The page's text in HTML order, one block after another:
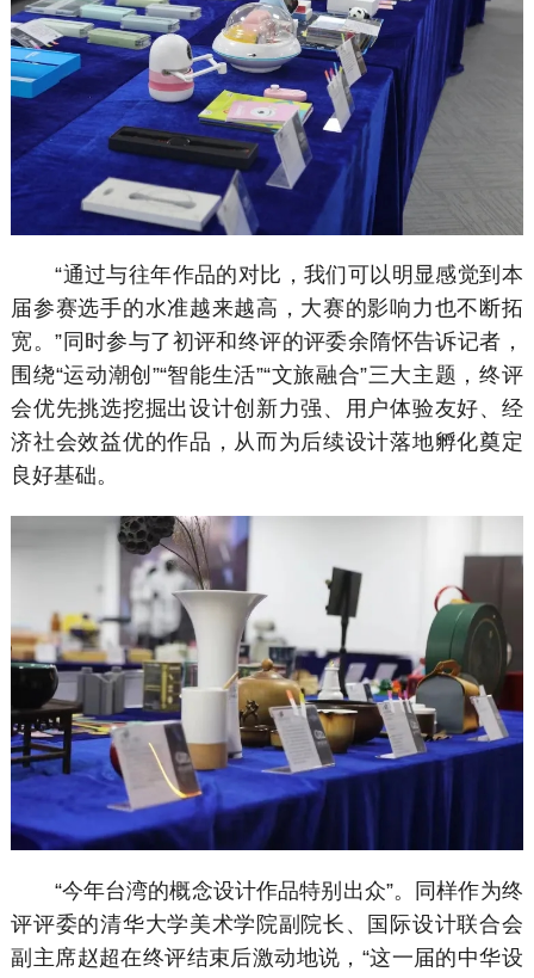
“通过与往年作品的对比，我们可以明显感觉到本
届参赛选手的水准越来越高，大赛的影响力也不断拓
宽。”同时参与了初评和终评的评委余隋怀告诉记者，
围绕“运动潮创”“智能生活”“文旅融合”三大主题，终评
会优先挑选挖掘出设计创新力强、用户体验友好、经
济社会效益优的作品，从而为后续设计落地孵化奠定
良好基础。
“今年台湾的概念设计作品特别出众”。同样作为终
评评委的清华大学美术学院副院长、国际设计联合会
副主席赵超在终评结束后激动地说，“这一届的中华设